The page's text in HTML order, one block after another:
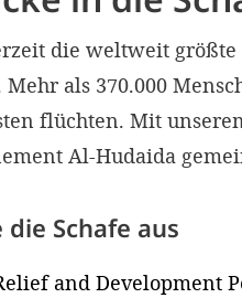
die weltweit
als 370.000
flüchten. Mit
Al-Hudaida
Schafe aus
and Development